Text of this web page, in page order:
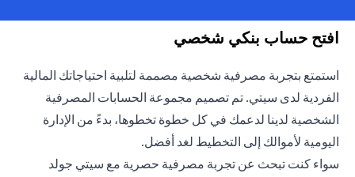
افتح حساب بنكي شخصي
استمتع بتجربة مصرفية شخصية مصممة لتلبية احتياجاتك المالية
الفردية لدى سيتي. تم تصميم مجموعة الحسابات المصرفية
الشخصية لدينا لدعمك في كل خطوة تخطوها، بدءً من الإدارة
اليومية لأموالك إلى التخطيط لغد أفضل.
سواء كنت تبحث عن تجربة مصرفية حصرية مع سيتي جولد